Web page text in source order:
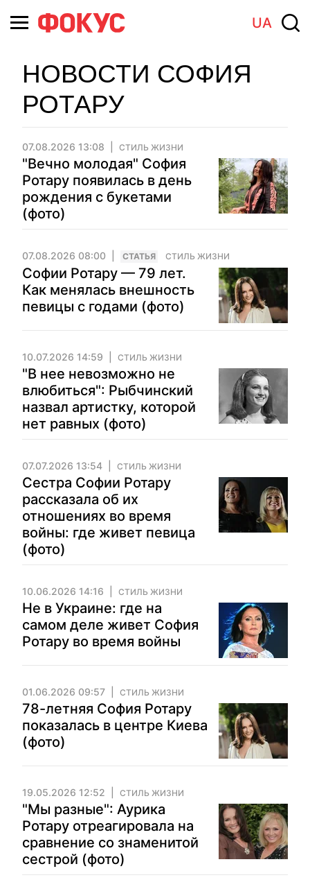
UA
НОВОСТИ СОФИЯ
РОТАРУ
07.08.2026 13:08 СТИЛЬ ЖИЗНИ
"Вечно молодая" София
Ротару появилась в день
рождения с букетами
(фото)
07.08.2026 08:00 CТАТЬЯ СТИЛЬ ЖИЗНИ
Софии Ротару — 79 лет.
Как менялась внешность
певицы с годами (фото)
10.07.2026 14:59 СТИЛЬ ЖИЗНИ
"В нее невозможно не
влюбиться": Рыбчинский
назвал артистку, которой
нет равных (фото)
07.07.2026 13:54 СТИЛЬ ЖИЗНИ
Сестра Софии Ротару
рассказала об их
отношениях во время
войны: где живет певица
(фото)
10.06.2026 14:16 СТИЛЬ ЖИЗНИ
Не в Украине: где на
самом деле живет София
Ротару во время войны
01.06.2026 09:57 СТИЛЬ ЖИЗНИ
78-летняя София Ротару
показалась в центре Киева
(фото)
19.05.2026 12:52 СТИЛЬ ЖИЗНИ
"Мы разные": Аурика
Ротару отреагировала на
сравнение со знаменитой
сестрой (фото)